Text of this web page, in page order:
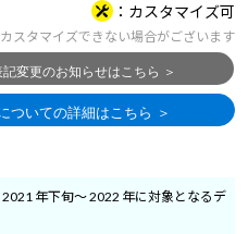
カスタマイズ可
スタマイズできない場合がございます
年下旬～ 2022 年に対象となるデ